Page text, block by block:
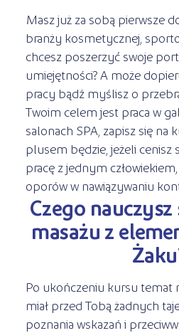
Masz już za sobą pierwsze
branży kosmetycznej,
chcesz poszerzyć swoje
umiejętności? A może
pracy bądź myślisz o
Twoim celem jest praca w
salonach SPA, zapisz się na
plusem będzie, jeżeli cenisz
pracę z jednym
oporów w nawiązywaniu
Czego
masażu z
Po ukończeniu kursu temat
miał przed Tobą żadnych
poznania wskazań i